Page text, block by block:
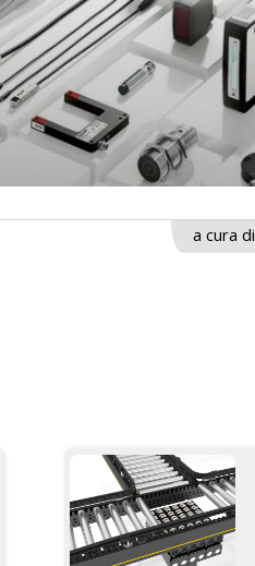
a cura di